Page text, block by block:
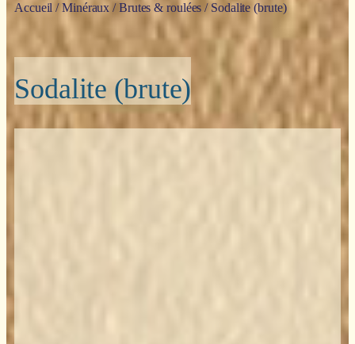
Accueil /Minéraux /Brutes & roulées / Sodalite (brute)
Sodalite (brute)